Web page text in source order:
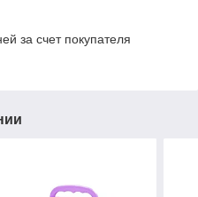
за счет покупателя